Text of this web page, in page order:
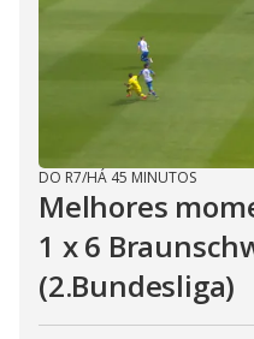
DO R7/HÁ 45 MINUTOS
Melhores
1 x 6
(2.Bundesliga)